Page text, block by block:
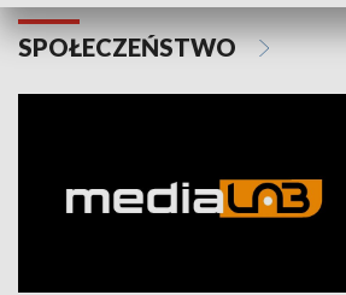
SPOŁECZEŃSTWO